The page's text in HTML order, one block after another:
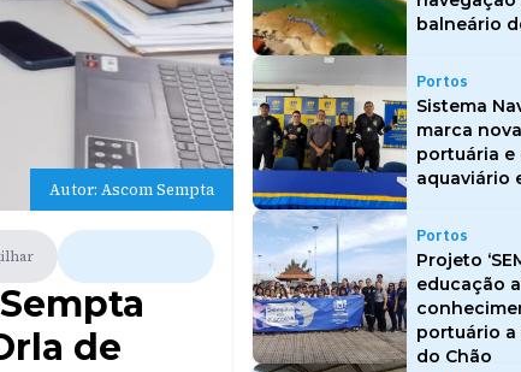
Autor: Ascom Sempta
de
balneário
Portos
Sistema
marca
portuária
aquaviário
Portos
Projeto
educação
portuário a
do Chão